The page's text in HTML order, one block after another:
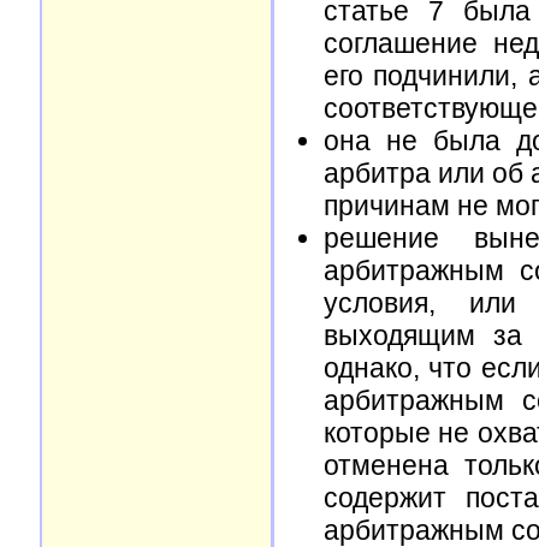
статье 7
соглашение
его подчинили,
она не была
арбитра или об
причинам не
решение
арбитражным
условия, или
выходящим за
однако, что
арбитражным
которые не
отменена
содержит
арбитражным